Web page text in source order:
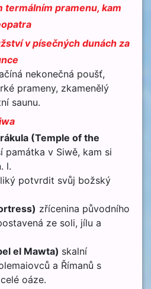
termálním pramenu, kam
v písečných dunách za
nekonečná poušť,
prameny, zkamenělý
saunu.
(Temple of the
památka v Siwě, kam si
l.
potvrdit svůj božský
zřícenina původního
ze soli, jílu a
el Mawta) skalní
a Římanů s
oáze.